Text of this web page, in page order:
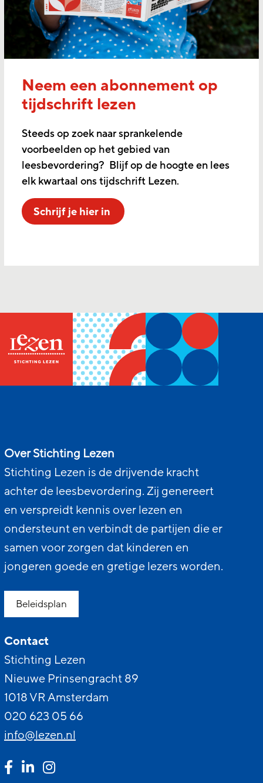
Neem een abonnement op
tijdschrift lezen
Steeds op zoek naar sprankelende
voorbeelden op het gebied van
leesbevordering? Blijf op de hoogte en lees
elk kwartaal ons tijdschrift Lezen.
Schrijf je hier in
Over Stichting Lezen
Stichting Lezen is de drijvende kracht
achter de leesbevordering. Zij genereert
en verspreidt kennis over lezen en
ondersteunt en verbindt de partijen die er
samen voor zorgen dat kinderen en
jongeren goede en gretige lezers worden.
Beleidsplan
Contact
Stichting Lezen
Nieuwe Prinsengracht 89
1018 VR Amsterdam
020 623 05 66
info@lezen.nl